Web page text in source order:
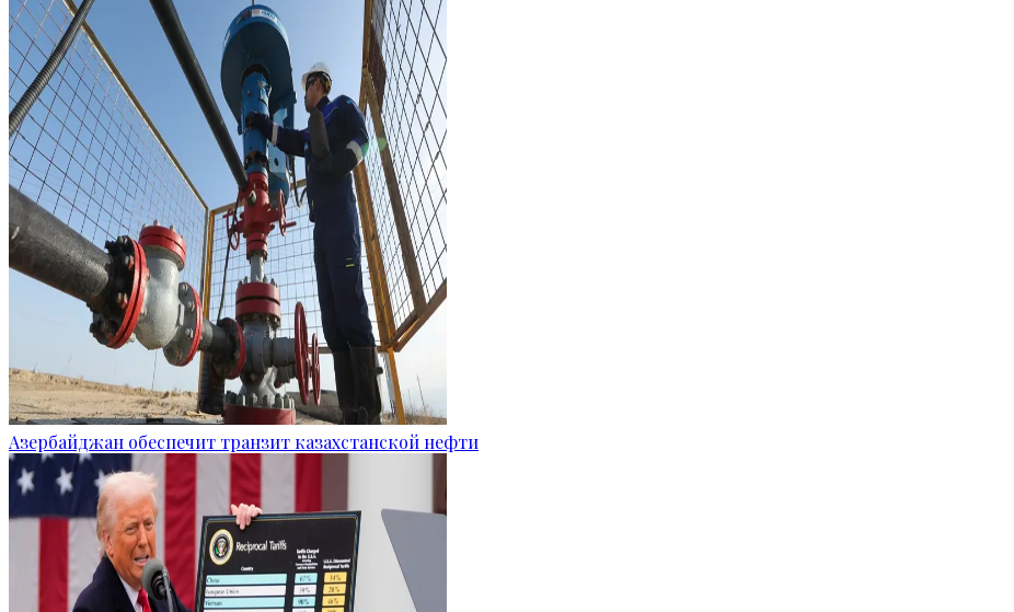
Азербайджан обеспечит транзит казахстанской нефти